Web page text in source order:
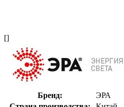
[]
Бренд:
ЭРА